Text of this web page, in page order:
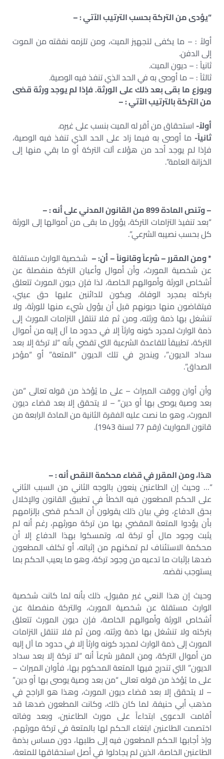
“يؤدى من التركة بحسب الترتيب الآتي : –
أولاً : – ما يكفى لتجهيز الميت، ومن تلزمه نفقته من الموت
إلى الدفن.
ثانياً : – ديون الميت.
ثالثاً : – ما أوصى به في الحد الذي تنفذ فيه الوصية.
ويوزع ما بقى بعد ذلك على الورثة. فإذا لم يوجد ورثة قضى
من التركة بالترتيب الآتي : –
أولاً-استحقاق من أقر له الميت بنسب على غيره.
ثانياً- ما أوصى به فيما زاد على الحد الذي تنفذ فيه الوصية،
فإذا لم يوجد أحد من هؤلاء آلت التركة أو ما بقي منها إلى
الخزانة العامة”.
– وتنص المادة 899 من القانون المدني على أنه : –
“بعد تنفيذ التزامات التركة، يؤول ما بقى من أموالها إلى الورثة
كل بحسب نصيبه الشرعي”.
* ومن المقرر – شرعاً وقانوناً – أن: –شخصية الوارث مستقلة
عن شخصية المورث، وأن أموال وأعيان التركة منفصلة عن
أشخاص الورثة وأموالهم الخاصة، لذا فإن ديون المورث تتعلق
بتركته بمجرد الوفاة، ويكون للدائنين عليها حق عيني،
فيتقاضون منها ديونهم قبل أن يؤول شيء منها للورثة، ولا
تنشغل بها ذمة ورثته، ومن ثم فلا تنتقل التزامات المورث إلى
ذمة الوارث لمجرد كونه وارثاً إلا في حدود ما آل إليه من أموال
التركة، تطبيقاً للقاعدة الشرعية التي تقضي بأنه “لا تركة إلا بعد
سداد الديون”، ويندرج في تلك الديون “المتعة” أو “مؤخر
الصداق”.
وأن أوان ووقت الميراث – على ما يُؤخذ من قوله تعالى “من
بعد وصية يوصى بها أو دين” – لا يتحقق إلا بعد قضاء ديون
المورث، وهو ما نصت عليه الفقرة الثانية من المادة الرابعة من
قانون المواريث (رقم 77 لسنة 1943).
هذا، ومن المقرر في قضاء محكمة النقص أنه : –
“… وحيث إن الطاعنين ينعون بالوجه الثاني من السبب الثاني
على الحكم المطعون فيه الخطأ في تطبيق القانون والإخلال
بحق الدفاع، وفي بيان ذلك يقولون أن الحكم قضى بإلزامهم
بأن يؤدوا المتعة المقضي بها من تركة مورثهم، رغم أنه لم
يثبت وجود مال أو تركة له، وتمسكوا بهذا الدفاع إلا أن
محكمة الاستئناف لم تمكنهم من إثباته، أو تكلف المطعون
ضدها بإثبات ما تدعيه من وجود تركة، وهو ما يعيب الحكم بما
يستوجب نقضه.
وحيث إن هذا النعي غير مقبول، ذلك بأنه لما كانت شخصية
الوارث مستقلة عن شخصية المورث، والتركة منفصلة عن
أشخاص الورثة وأموالهم الخاصة، فإن ديون المورث تتعلق
بتركته ولا تنشغل بها ذمة ورثته، ومن ثم فلا تنتقل التزامات
المورث إلى ذمة الوارث لمجرد كونه وارثاً إلا في حدود ما آل إليه
من أموال التركة، ومن المقرر شرعاً أنه “لا تركة إلا بعد سداد
الديون” التي تندرج فيها المتعة المحكوم بها، فأوان الميراث –
على ما يُؤخذ من قوله تعالى “من بعد وصية يوصى بها أو دين”
– لا يتحقق إلا بعد قضاء ديون المورث، وهذا هو الراجح في
مذهب أبي حنيفة. لما كان ذلك، وكانت المطعون ضدها قد
أقامت الدعوى ابتداءاً على مورث الطاعنين، وبعد وفاته
اختصمت الطاعنين ابتغاء الحكم لها بالمتعة في تركة مورثهم،
وإذ أجابها الحكم المطعون فيه إلى طلبها، دون مساس بذمة
الطاعنين الخاصة، الذين لم يجادلوا في أصل استحقاقها للمتعة،